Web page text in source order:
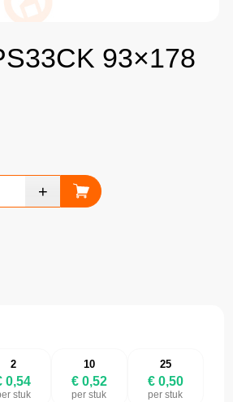
93×178
2
0,54
stuk
10
€ 0,52
per stuk
25
€ 0,50
per stuk